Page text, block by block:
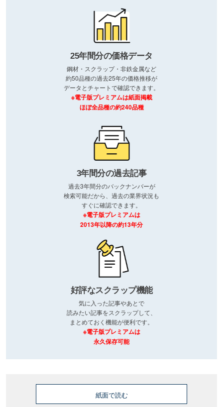
25年間分の価格データ
鋼材・スクラップ・非鉄金属など
約50品種の過去25年の価格推移が
データとチャートで確認できます。
※電子版プレミアムは紙面掲載
ほぼ全品種の約240品種
3年間分の過去記事
過去3年間分のバックナンバーが
検索可能だから、過去の業界状況も
すぐに確認できます。
※電子版プレミアムは
2013年以降の約13年分
好評なスクラップ機能
気に入った記事やあとで
読みたい記事をスクラップして、
まとめておく機能が便利です。
※電子版プレミアムは
永久保存可能
紙面で読む